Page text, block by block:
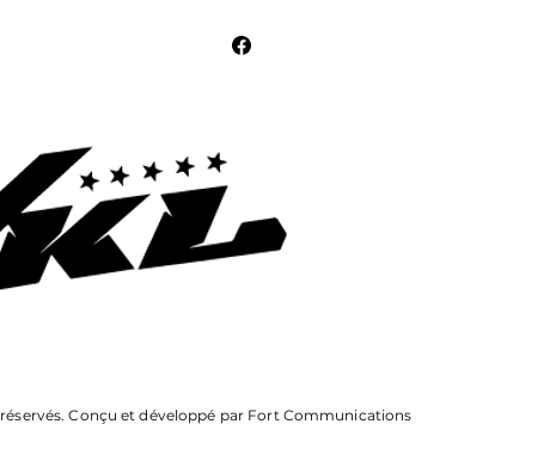
Conçu et développé par Fort Communications